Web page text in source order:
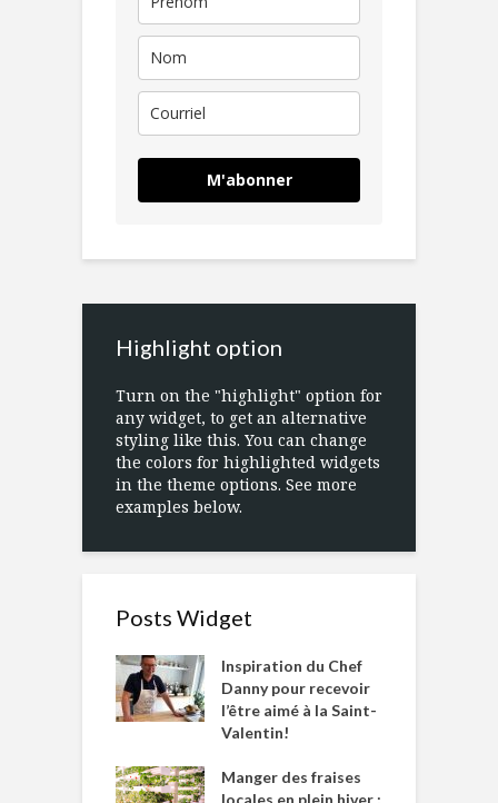
M'abonner
Highlight option
Turn on the "highlight" option for
any widget, to get an alternative
styling like this. You can change
the colors for highlighted widgets
in the theme options. See more
examples below.
Posts Widget
Inspiration du Chef
Danny pour recevoir
l’être aimé à la Saint-
Valentin!
Manger des fraises
locales en plein hiver :